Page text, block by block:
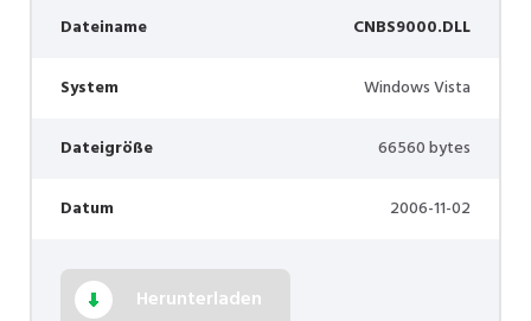
Dateiname CNBS9000.DLL
System Windows Vista
Dateigröße 66560 bytes
Datum 2006-11-02
Herunterladen